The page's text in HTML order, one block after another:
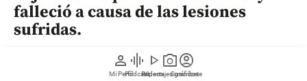
person
Mi Perfil
graphic_eq
Pódcast
play_arrow
Videos
photo_camera
Reportajes gráficos
account_circle
Suscríbete
falleció a causa de las lesiones
sufridas.
¿Qué le pasó a Henry José Vera